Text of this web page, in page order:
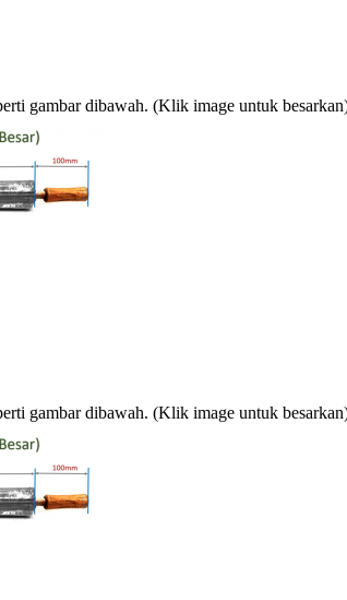
gambar dibawah. (Klik image untuk
gambar dibawah. (Klik image untuk